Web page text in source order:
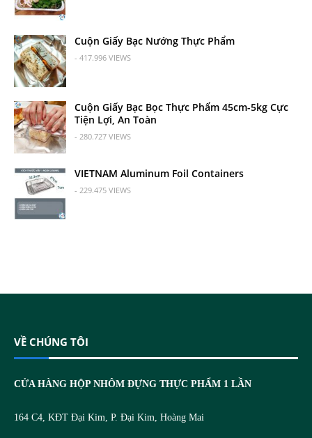
Cuộn Giấy Bạc Nướng Thực Phẩm
- 417.996 VIEWS
Cuộn Giấy Bạc Bọc Thực Phẩm 45cm-5kg Cực
Tiện Lợi, An Toàn
- 280.727 VIEWS
VIETNAM Aluminum Foil Containers
- 229.475 VIEWS
VỀ CHÚNG TÔI
CỬA HÀNG HỘP NHÔM ĐỰNG THỰC PHẨM 1 LẦN
164 C4, KĐT Đại Kim, P. Đại Kim, Hoàng Mai